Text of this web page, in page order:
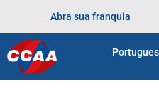
Abra sua franquia
Home >